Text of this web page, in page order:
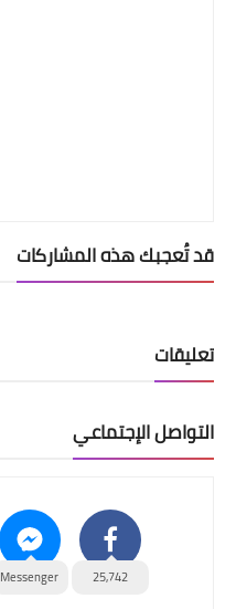
قد تُعجبك هذه المشاركات
تعليقات
التواصل الإجتماعي
25,742
Messenger